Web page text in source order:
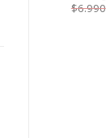
$6.990